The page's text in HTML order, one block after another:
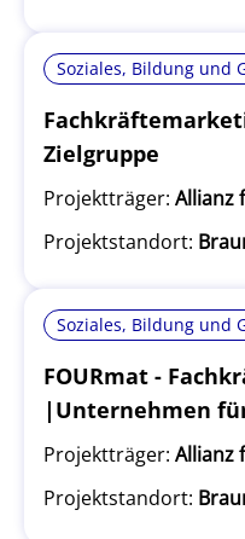
Soziales, Bildung und
Zielgruppe
Projektträger: Allianz
Projektstandort:
Soziales, Bildung und
FOURmat -
|Unternehmen
Projektträger: Allianz
Projektstandort: